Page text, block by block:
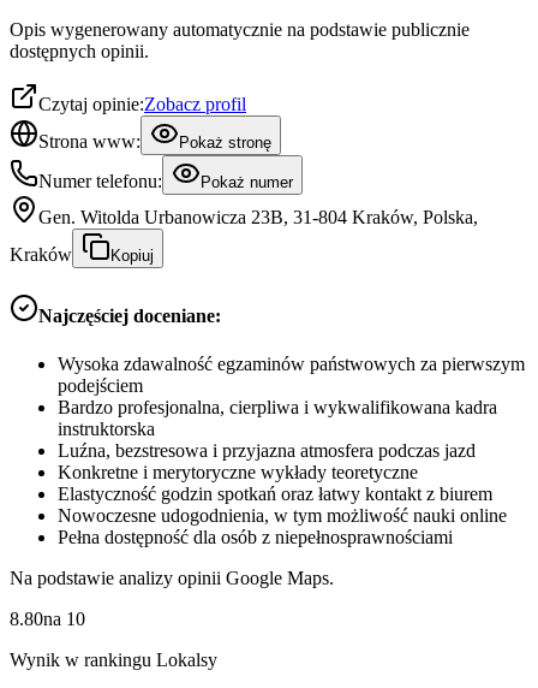
Opis wygenerowany automatycznie na podstawie publicznie
dostępnych opinii.
Czytaj opinie:Zobacz profil
Strona www:
Pokaż stronę
Numer telefonu: Pokaż numer
Gen. Witolda Urbanowicza 23B, 31-804 Kraków, Polska,
Kraków
Kopiuj
Najczęściej doceniane:
Wysoka zdawalność egzaminów państwowych za pierwszym
podejściem
Bardzo profesjonalna, cierpliwa i wykwalifikowana kadra
instruktorska
Luźna, bezstresowa i przyjazna atmosfera podczas jazd
Konkretne i merytoryczne wykłady teoretyczne
Elastyczność godzin spotkań oraz łatwy kontakt z biurem
Nowoczesne udogodnienia, w tym możliwość nauki online
Pełna dostępność dla osób z niepełnosprawnościami
Na podstawie analizy opinii Google Maps.
8.80na 10
Wynik w rankingu Lokalsy